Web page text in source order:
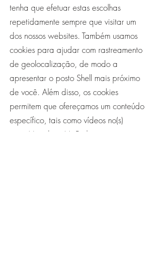
tenha que efetuar estas escolhas
repetidamente sempre que visitar um
dos nossos websites. Também usamos
cookies para ajudar com rastreamento
de geolocalização, de modo a
apresentar o posto Shell mais próximo
de você. Além disso, os cookies
permitem que ofereçamos um conteúdo
específico, tais como vídeos no(s)
nosso(s) website(s). Podemos empregar